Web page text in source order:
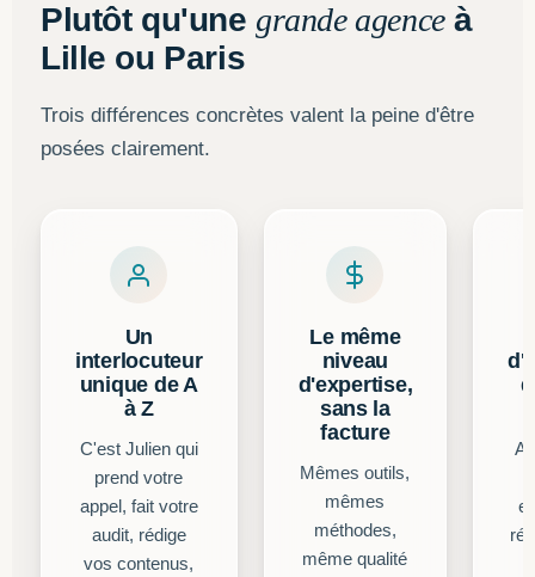
Plutôt qu'une grande agenceà
Lille ou Paris
Trois différences concrètes valent la peine d'être
posées clairement.
Un
interlocuteur
unique de A
à Z
C'est Julien qui
prend votre
appel, fait votre
audit, rédige
vos contenus,
Le même
niveau
d'expertise,
sans la
facture
Mêmes outils,
mêmes
méthodes,
même qualité